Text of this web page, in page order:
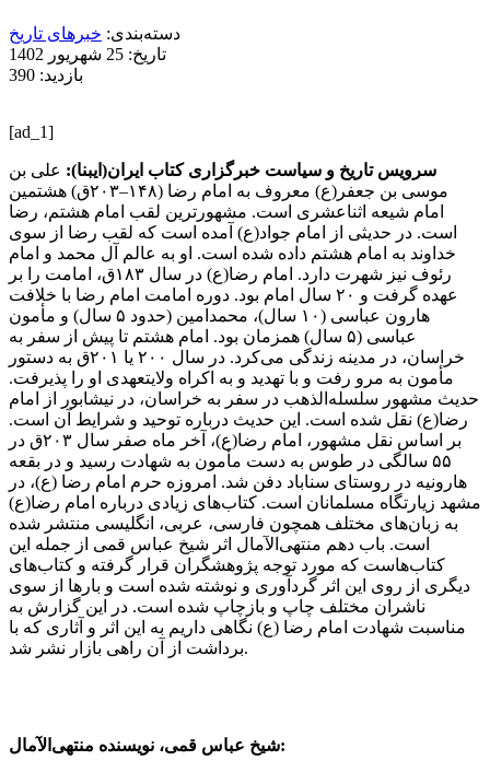
دسته‌بندی: خبرهای تاریخ
تاریخ: 25 شهریور 1402
بازدید: 390
[ad_1]
سرویس تاریخ و سیاست خبرگزاری کتاب ایران(ایبنا): علی بن
موسی بن جعفر(ع) معروف به امام رضا (۱۴۸–۲۰۳ق) هشتمین
امام شیعه اثناعشری است. مشهورترین لقب امام هشتم، رضا
است. در حدیثی از امام جواد(ع) آمده است که لقب رضا از سوی
خداوند به امام هشتم داده شده است. او به عالم آل محمد و امام
رئوف نیز شهرت دارد. امام رضا(ع) در سال ۱۸۳ق، امامت را بر
عهده گرفت و ۲۰ سال امام بود. دوره امامت امام رضا با خلافت
هارون عباسی (۱۰ سال)، محمدامین (حدود ۵ سال) و مأمون
عباسی (۵ سال) همزمان بود. امام هشتم تا پیش از سفر به
خراسان، در مدینه زندگی می‌کرد. در سال ۲۰۰ یا ۲۰۱ق به دستور
مأمون به مرو رفت و با تهدید و به اکراه ولایتعهدی او را پذیرفت.
حدیث مشهور سلسله‌الذهب در سفر به خراسان، در نیشابور از امام
رضا(ع) نقل شده است. این حدیث درباره توحید و شرایط آن است.
بر اساس نقل مشهور، امام رضا(ع)، آخر ماه صفر سال ۲۰۳ق در
۵۵ سالگی در طوس به دست مأمون به شهادت رسید و در بقعه
هارونیه در روستای سناباد دفن شد. امروزه حرم امام رضا (ع)، در
مشهد زیارتگاه مسلمانان است. کتاب‌های زیادی درباره امام رضا(ع)
به زبان‌های مختلف همچون فارسی،‌ عربی، انگلیسی منتشر شده
است. باب دهم منتهی‌الآمال اثر شیخ عباس قمی از جمله این
کتاب‌هاست که مورد توجه پژوهشگران قرار گرفته و کتاب‌های
دیگری از روی این اثر گردآوری و نوشته شده است و بارها از سوی
ناشران مختلف چاپ و بازچاپ شده است. در این گزارش به
مناسبت شهادت امام رضا (ع) نگاهی داریم به این اثر و آثاری که با
برداشت از آن راهی بازار نشر شد.
شیخ عباس قمی، نویسنده منتهی‌الآمال: